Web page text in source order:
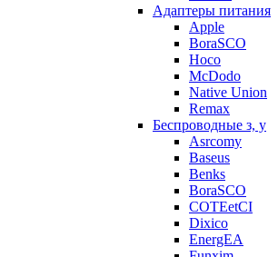
Адаптеры питания
Apple
BoraSCO
Hoco
McDodo
Native Union
Remax
Беспроводные з, у
Asrcomy
Baseus
Benks
BoraSCO
COTEetCI
Dixico
EnergEA